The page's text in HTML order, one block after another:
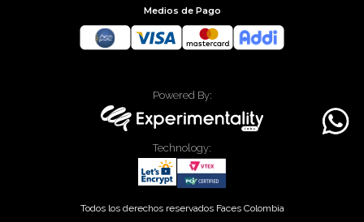
Medios de Pago
Powered By:
Technology:
Todos los derechos reservados Faces Colombia